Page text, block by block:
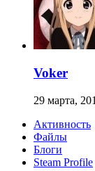
Voker
29 марта,
Активность
Файлы
Блоги
Steam Profile